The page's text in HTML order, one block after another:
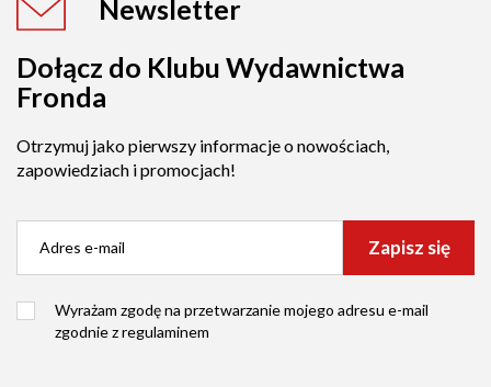
Newsletter
Dołącz do Klubu Wydawnictwa
Fronda
Otrzymuj jako pierwszy informacje o nowościach,
zapowiedziach i promocjach!
Zapisz się
Wyrażam zgodę na przetwarzanie mojego adresu e-mail
zgodnie zregulaminem